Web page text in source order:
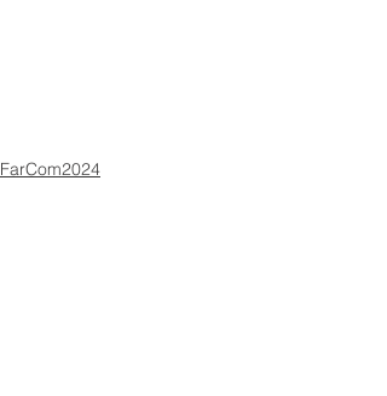
FarCom2024